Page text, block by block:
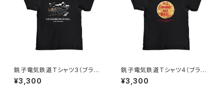
銚子電気鉄道Tシャツ3（ブラッ
ク）
¥3,300
銚子電気鉄道Tシャツ4（ブラッ
ク）
¥3,300